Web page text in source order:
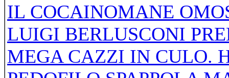
IL COCAINOMANE
LUIGI BERLUSCONI
MEGA CAZZI IN CULO.